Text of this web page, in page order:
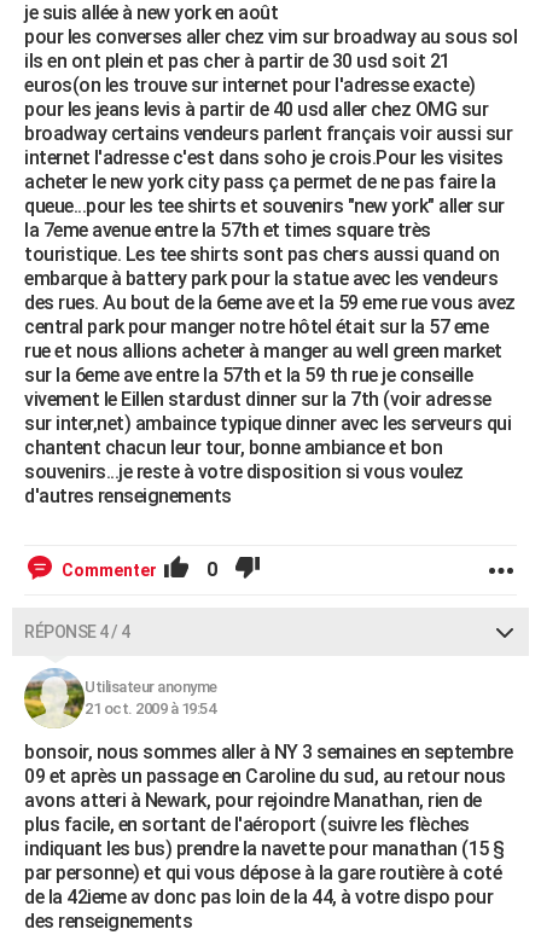
je suis allée à new york en août
pour les converses aller chez vim sur broadway au sous sol
ils en ont plein et pas cher à partir de 30 usd soit 21
euros(on les trouve sur internet pour l'adresse exacte)
pour les jeans levis à partir de 40 usd aller chez OMG sur
broadway certains vendeurs parlent français voir aussi sur
internet l'adresse c'est dans soho je crois.Pour les visites
acheter le new york city pass ça permet de ne pas faire la
queue...pour les tee shirts et souvenirs "new york" aller sur
la 7eme avenue entre la 57th et times square très
touristique. Les tee shirts sont pas chers aussi quand on
embarque à battery park pour la statue avec les vendeurs
des rues. Au bout de la 6eme ave et la 59 eme rue vous avez
central park pour manger notre hôtel était sur la 57 eme
rue et nous allions acheter à manger au well green market
sur la 6eme ave entre la 57th et la 59 th rue je conseille
vivement le Eillen stardust dinner sur la 7th (voir adresse
sur inter,net) ambaince typique dinner avec les serveurs qui
chantent chacun leur tour, bonne ambiance et bon
souvenirs...je reste à votre disposition si vous voulez
d'autres renseignements
Commenter 0
RÉPONSE 4 / 4
Utilisateur anonyme
21 oct. 2009 à 19:54
bonsoir, nous sommes aller à NY 3 semaines en septembre
09 et après un passage en Caroline du sud, au retour nous
avons atteri à Newark, pour rejoindre Manathan, rien de
plus facile, en sortant de l'aéroport (suivre les flèches
indiquant les bus) prendre la navette pour manathan (15 §
par personne) et qui vous dépose à la gare routière à coté
de la 42ieme av donc pas loin de la 44, à votre dispo pour
des renseignements